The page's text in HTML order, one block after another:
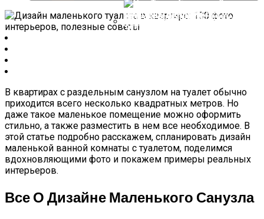
Дизайн Гостиной-2022: 55 Фото
Интерьеров Зала, Модные
Тенденции
Вытяжек Каминного Типа Candy
Доступны В России
В квартирах с раздельным санузлом на туалет обычно
приходится всего несколько квадратных метров. Но
даже такое маленькое помещение можно оформить
стильно, а также разместить в нем все необходимое. В
этой статье подробно расскажем, спланировать дизайн
маленькой ванной комнаты с туалетом, поделимся
вдохновляющими фото и покажем примеры реальных
интерьеров.
Все О Дизайне Маленького Санузла